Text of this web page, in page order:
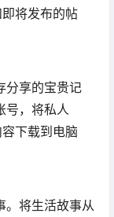
将发布的帖
分享的宝贵记
号，将私人
下载到电脑
将生活故事从